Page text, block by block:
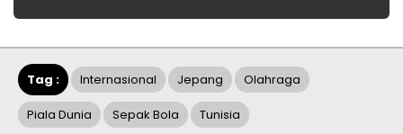
Tag : Internasional Jepang Olahraga
Piala Dunia Sepak Bola Tunisia